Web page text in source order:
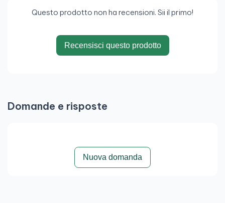
Questo prodotto non ha recensioni. Sii il primo!
Recensisci questo prodotto
Domande e risposte
Nuova domanda